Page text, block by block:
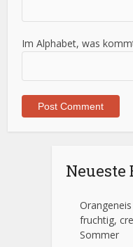
Im Alphabet, was
Neueste
fruchtig,
Sommer